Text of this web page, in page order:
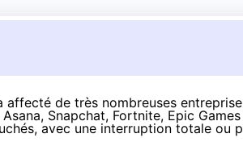
affecté de très nombreuses
Snapchat, Fortnite, Epic
avec une interruption totale ou